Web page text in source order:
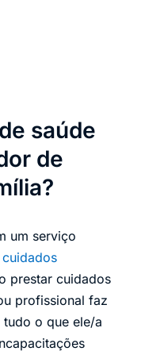
saúde
de
um serviço
cuidados
prestar cuidados
profissional faz
o que ele/a